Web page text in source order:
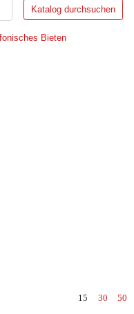
Bieten
15 30 50